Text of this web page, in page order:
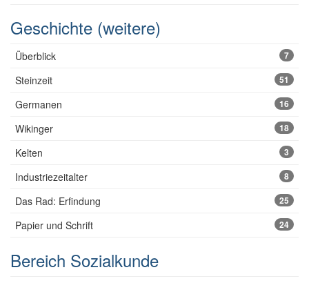
Geschichte (weitere)
Überblick 7
Steinzeit 51
Germanen 16
Wikinger 18
Kelten 3
Industriezeitalter 8
Das Rad: Erfindung 25
Papier und Schrift 24
Bereich Sozialkunde